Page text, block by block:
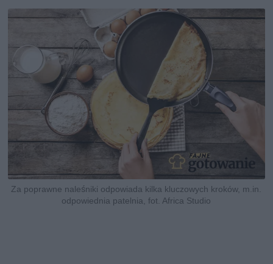
Za poprawne naleśniki odpowiada kilka kluczowych kroków, m.in.
odpowiednia patelnia, fot. Africa Studio